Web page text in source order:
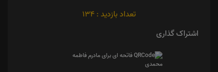
تعداد بازدید : 134
اشتراک گذاری